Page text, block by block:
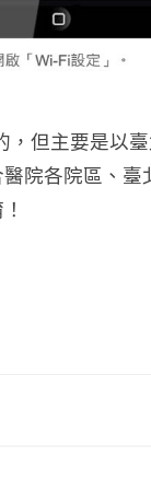
但主要是以
院各院區、